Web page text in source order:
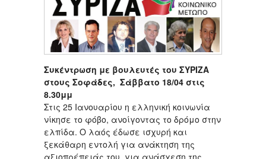
Συκέντρωση με βουλευτές του ΣΥΡΙΖΑ
στους Σοφάδες, Σάββατο 18/04 στις
8.30μμ
Στις 25 Ιανουαρίου η ελληνική κοινωνία
νίκησε το φόβο, ανοίγοντας το δρόμο στην
ελπίδα. Ο λαός έδωσε ισχυρή και
ξεκάθαρη εντολή για ανάκτηση της